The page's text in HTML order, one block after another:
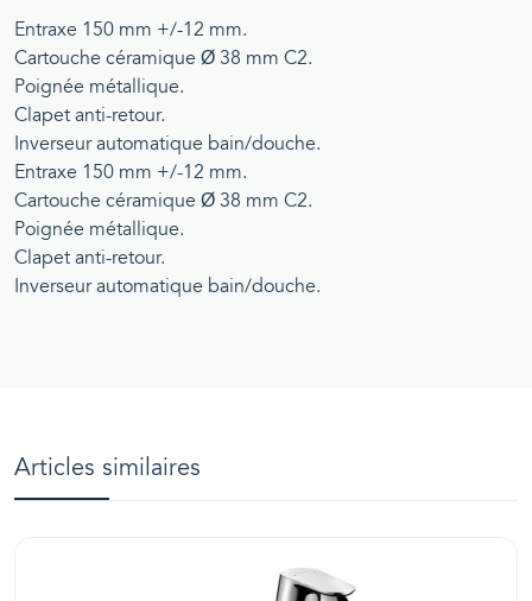
Entraxe 150 mm +/-12 mm.
Cartouche céramique Ø 38 mm C2.
Poignée métallique.
Clapet anti-retour.
Inverseur automatique bain/douche.
Entraxe 150 mm +/-12 mm.
Cartouche céramique Ø 38 mm C2.
Poignée métallique.
Clapet anti-retour.
Inverseur automatique bain/douche.
Articles similaires